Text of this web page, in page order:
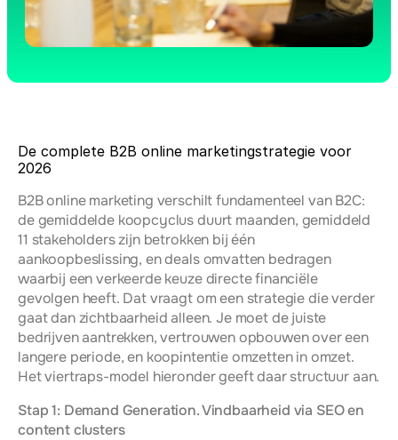
De complete B2B online marketingstrategie voor
2026
B2B online marketing verschilt fundamenteel van B2C:
de gemiddelde koopcyclus duurt maanden, gemiddeld
11 stakeholders zijn betrokken bij één
aankoopbeslissing, en deals omvatten bedragen
waarbij een verkeerde keuze directe financiële
gevolgen heeft. Dat vraagt om een strategie die verder
gaat dan zichtbaarheid alleen. Je moet de juiste
bedrijven aantrekken, vertrouwen opbouwen over een
langere periode, en koopintentie omzetten in omzet.
Het viertraps-model hieronder geeft daar structuur aan.
Stap 1: Demand Generation. Vindbaarheid via SEO en
content clusters